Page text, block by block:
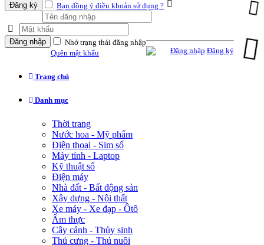
Đăng ký Bạn đồng ý điều khoản sử dụng ?
Đăng nhập
Nhớ trạng thái đăng nhập
Quên mật khẩu
Đăng nhập Đăng ký
Trang chủ
Danh mục
Thời trang
Nước hoa - Mỹ phẩm
Điện thoại - Sim số
Máy tính - Laptop
Kỹ thuật số
Điện máy
Nhà đất - Bất động sản
Xây dựng - Nội thất
Xe máy - Xe đạp - Ôtô
Ẩm thực
Cây cảnh - Thủy sinh
Thú cưng - Thú nuôi